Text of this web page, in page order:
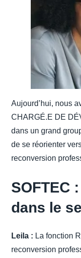
Aujourd’hui, nous
CHARGÉ.E DE
dans un grand
de se réorienter
reconversion
SOFTEC
dans le
Leila : La fonction
reconversion